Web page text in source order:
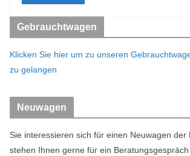
Gebrauchtwagen
Klicken Sie hier um zu unseren
zu gelangen
Neuwagen
Sie interessieren sich für einen Neuwagen der
stehen Ihnen gerne für ein Beratungsgespräch